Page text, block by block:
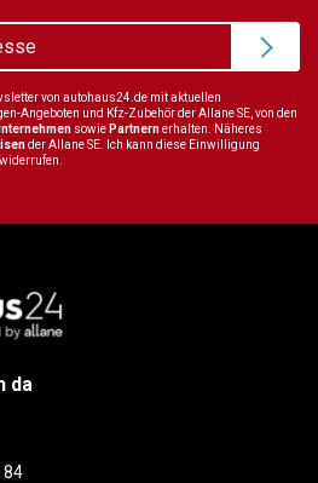
von autohaus24.de mit aktuellen
Angeboten und Kfz-Zubehör der Allane SE, von den
sowie Partnernerhalten. Näheres
der Allane SE. Ich kann diese Einwilligung
da
84